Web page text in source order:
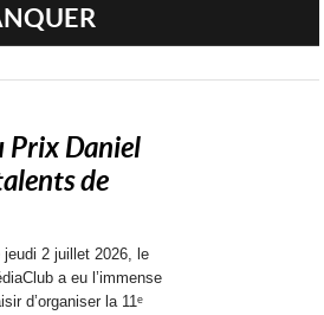
Prix Daniel
de
jeudi 2 juillet 2026, le
a eu l’immense
d’organiser la 11ᵉ